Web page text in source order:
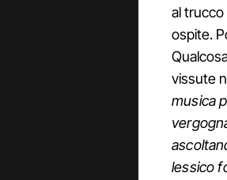
al trucco
ospite.
vissute
musica
lessico